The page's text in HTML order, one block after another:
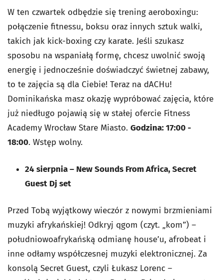
W ten czwartek odbędzie się trening aeroboxingu:
połączenie fitnessu, boksu oraz innych sztuk walki,
takich jak kick-boxing czy karate. Jeśli szukasz
sposobu na wspaniałą formę, chcesz uwolnić swoją
energię i jednocześnie doświadczyć świetnej zabawy,
to te zajęcia są dla Ciebie! Teraz na dACHu!
Dominikańska masz okazję wypróbować zajęcia, które
już niedługo pojawią się w stałej ofercie Fitness
Academy Wrocław Stare Miasto. Godzina: 17:00 -
18:00. Wstęp wolny.
24 sierpnia – New Sounds From Africa, Secret
Guest Dj set
Przed Tobą wyjątkowy wieczór z nowymi brzmieniami
muzyki afrykańskiej! Odkryj qgom (czyt. „kom”) –
południowoafrykańską odmianę house’u, afrobeat i
inne odłamy współczesnej muzyki elektronicznej. Za
konsolą Secret Guest, czyli Łukasz Lorenc –